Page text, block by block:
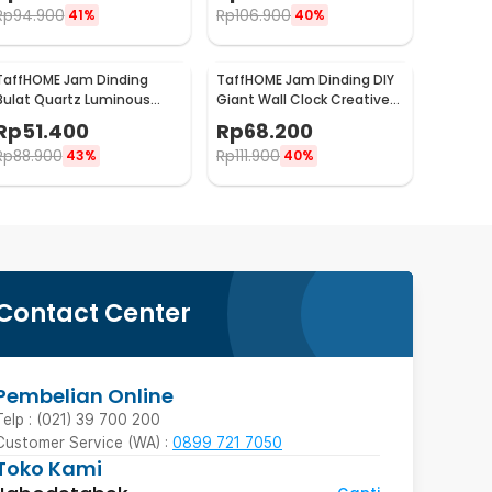
94.900 41% Rp106.900 40%
Jam Dinding
Quartz Luminous
51.400
88.900 43%
TaffHOME Jam Dinding DIY
Giant Wall Clock Creative
Design - S031
Rp68.200
Rp111.900 40%
Center
Online
: (021) 39 700 200
Service (WA) : 0899 721 7050
Kami